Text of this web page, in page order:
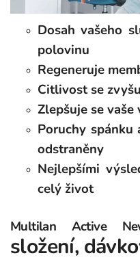
Dosah vašeho
polovinu
Regeneruje
Citlivost se
Zlepšuje se
Poruchy
odstraněny
Nejlepšími
celý život
Multilan Active
složení,